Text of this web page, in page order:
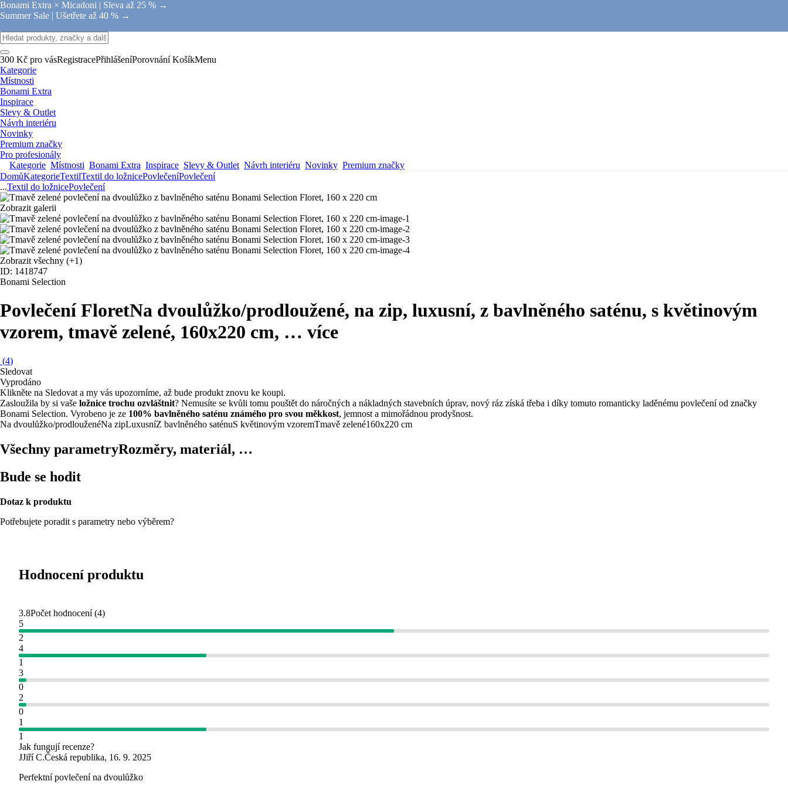
Bonami Extra × Micadoni | Sleva až 25 % →
Summer Sale | Ušetřete až 40 % →
300 Kč pro vásRegistracePřihlášeníPorovnání KošíkMenu
Kategorie
Místnosti
Bonami Extra
Inspirace
Slevy & Outlet
Návrh interiéru
Novinky
Premium značky
Pro profesionály
Kategorie Místnosti Bonami Extra Inspirace Slevy & Outlet Návrh interiéru Novinky Premium značky
DomůKategorieTextilTextil do ložnicePovlečeníPovlečení
...Textil do ložnicePovlečení
Zobrazit galerii
Zobrazit všechny (+1)
ID: 1418747
Bonami Selection
Povlečení FloretNa dvoulůžko/prodloužené, na zip, luxusní, z bavlněného saténu, s květinovým
vzorem, tmavě zelené, 160x220 cm, … více
(4)
Sledovat
Vyprodáno
Klikněte na Sledovat a my vás upozorníme, až bude produkt znovu ke koupi.
Zasloužila by si vaše ložnice trochu ozvláštnit? Nemusíte se kvůli tomu pouštět do náročných a nákladných stavebních úprav, nový ráz získá třeba i díky tomuto romanticky laděnému povlečení od značky
Bonami Selection. Vyrobeno je ze 100% bavlněného saténu známého pro svou měkkost, jemnost a mimořádnou prodyšnost.
Na dvoulůžko/prodlouženéNa zipLuxusníZ bavlněného saténuS květinovým vzoremTmavě zelené160x220 cm
Všechny parametryRozměry, materiál, …
Bude se hodit
Dotaz k produktu
Potřebujete poradit s parametry nebo výběrem?
Hodnocení produktu
3.8Počet hodnocení(4)
5
2
4
1
3
0
2
0
1
1
Jak fungují recenze?
JJiří C.Česká republika, 16. 9. 2025
Perfektní povlečení na dvoulůžko